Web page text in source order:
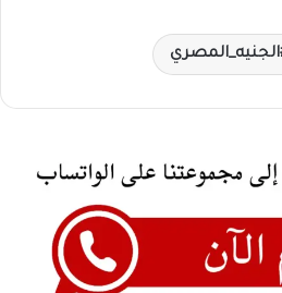
الجنيه_المصري